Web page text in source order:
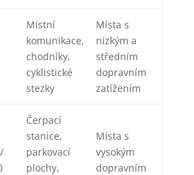
Místní
komunikace,
chodníky,
cyklistické
stezky
Místa s
nízkým a
středním
dopravním
zatížením
Čerpací
stanice,
parkovací
plochy,
Místa s
vysokým
dopravním